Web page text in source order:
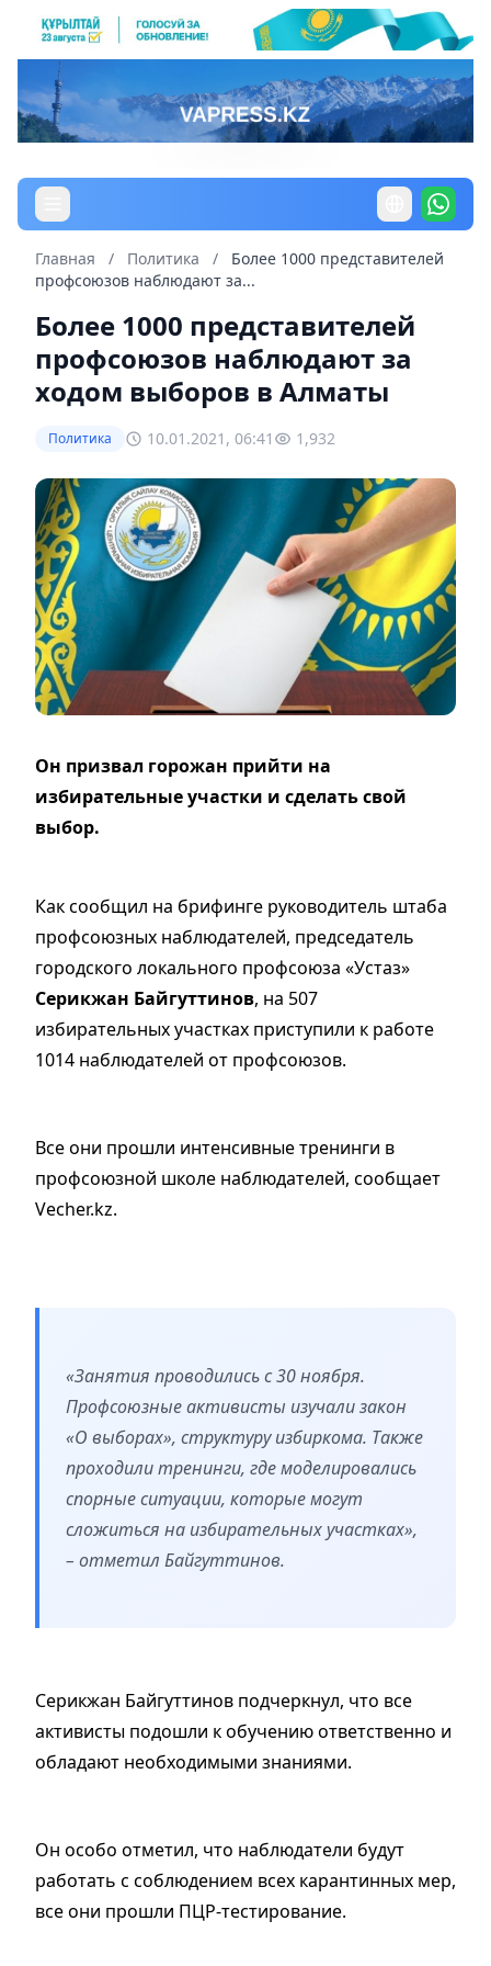
Главная / Политика /
Более 1000 представителей
профсоюзов наблюдают за...
Более 1000 представителей
профсоюзов наблюдают за
ходом выборов в Алматы
Политика 10.01.2021, 06:41 1,932
Он призвал горожан прийти на
избирательные участки и сделать свой
выбор.
Как сообщил на брифинге руководитель штаба
профсоюзных наблюдателей, председатель
городского локального профсоюза «Устаз»
Серикжан Байгуттинов, на 507
избирательных участках приступили к работе
1014 наблюдателей от профсоюзов.
Все они прошли интенсивные тренинги в
профсоюзной школе наблюдателей, сообщает
Vecher.kz.
«Занятия проводились с 30 ноября.
Профсоюзные активисты изучали закон
«О выборах», структуру избиркома. Также
проходили тренинги, где моделировались
спорные ситуации, которые могут
сложиться на избирательных участках»,
– отметил Байгуттинов.
Серикжан Байгуттинов подчеркнул, что все
активисты подошли к обучению ответственно и
обладают необходимыми знаниями.
Он особо отметил, что наблюдатели будут
работать с соблюдением всех карантинных мер,
все они прошли ПЦР-тестирование.